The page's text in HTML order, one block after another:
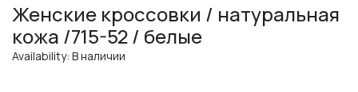
Женские кроссовки / натуральная
кожа /715-52 / белые
Availability: В наличии